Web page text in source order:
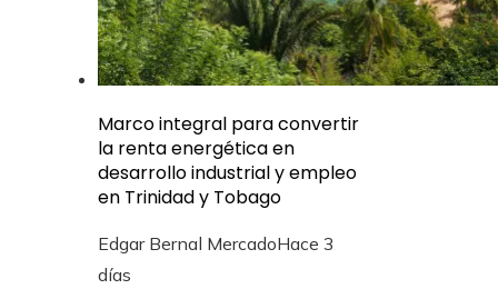
Marco integral para convertir
la renta energética en
desarrollo industrial y empleo
en Trinidad y Tobago
Edgar Bernal MercadoHace 3
días